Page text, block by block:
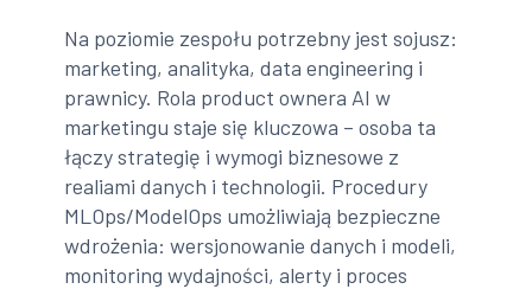
Na poziomie zespołu potrzebny jest sojusz:
marketing, analityka, data engineering i
prawnicy. Rola product ownera AI w
marketingu staje się kluczowa – osoba ta
łączy strategię i wymogi biznesowe z
realiami danych i technologii. Procedury
MLOps/ModelOps umożliwiają bezpieczne
wdrożenia: wersjonowanie danych i modeli,
monitoring wydajności, alerty i proces